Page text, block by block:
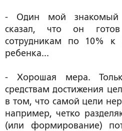
- Один мой знакомый
сказал, что он
сотрудникам по 10% к
ребенка...
- Хорошая мера.
средствам достижения
в том, что самой цели
например, четко
(или формирование)